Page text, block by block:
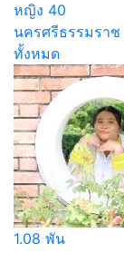
หญิง 40
นครศรีธรรมราช
ทั้งหมด
1.08 พัน